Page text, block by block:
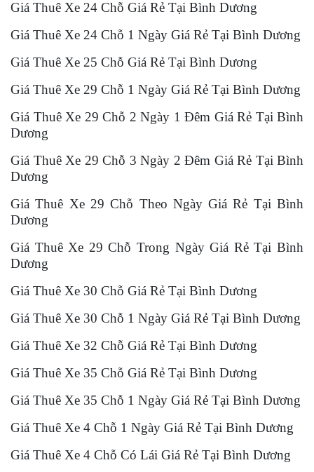
Giá Thuê Xe 24 Chỗ Giá Rẻ Tại Bình Dương
Giá Thuê Xe 24 Chỗ 1 Ngày Giá Rẻ Tại Bình Dương
Giá Thuê Xe 25 Chỗ Giá Rẻ Tại Bình Dương
Giá Thuê Xe 29 Chỗ 1 Ngày Giá Rẻ Tại Bình Dương
Giá Thuê Xe 29 Chỗ 2 Ngày 1 Đêm Giá Rẻ Tại Bình
Dương
Giá Thuê Xe 29 Chỗ 3 Ngày 2 Đêm Giá Rẻ Tại Bình
Dương
Giá Thuê Xe 29 Chỗ Theo Ngày Giá Rẻ Tại Bình
Dương
Giá Thuê Xe 29 Chỗ Trong Ngày Giá Rẻ Tại Bình
Dương
Giá Thuê Xe 30 Chỗ Giá Rẻ Tại Bình Dương
Giá Thuê Xe 30 Chỗ 1 Ngày Giá Rẻ Tại Bình Dương
Giá Thuê Xe 32 Chỗ Giá Rẻ Tại Bình Dương
Giá Thuê Xe 35 Chỗ Giá Rẻ Tại Bình Dương
Giá Thuê Xe 35 Chỗ 1 Ngày Giá Rẻ Tại Bình Dương
Giá Thuê Xe 4 Chỗ 1 Ngày Giá Rẻ Tại Bình Dương
Giá Thuê Xe 4 Chỗ Có Lái Giá Rẻ Tại Bình Dương